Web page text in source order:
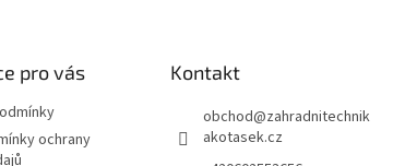
pro vás
ochrany
Kontakt
obchod@zahradnitechnik
akotasek.cz